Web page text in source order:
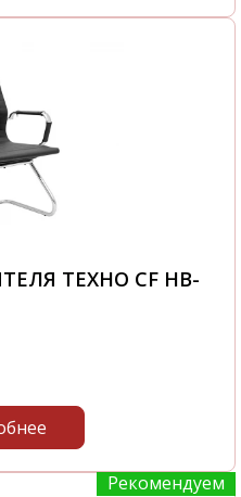
ТЕХНО CF HB-
Рекомендуем